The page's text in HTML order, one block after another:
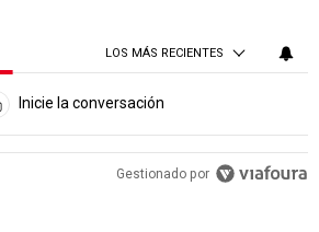
LOS MÁS RECIENTES
Inicie la conversación